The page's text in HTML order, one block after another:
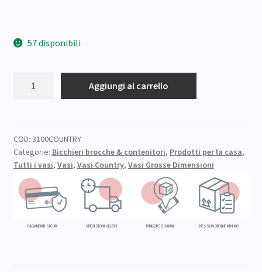
57 disponibili
CON
TAPPO
(1
pz)
quantità
Aggiungi al carrello
COD: 3100COUNTRY
Categorie: Bicchieri brocche & contenitori, Prodotti per la casa,
Tutti i vasi, Vasi, Vasi Country, Vasi Grosse Dimensioni
PAGAMENTI SICURI SPEDIZIONI VELOCI RIMBORSO DANNI NESSUN ORDINE MINIMO